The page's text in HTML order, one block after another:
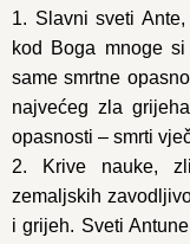
1. Slavni sveti
kod Boga mnoge
same smrtne
najvećeg zla
opasnosti – smrti
2. Krive nauke,
zemaljskih
i grijeh. Sveti